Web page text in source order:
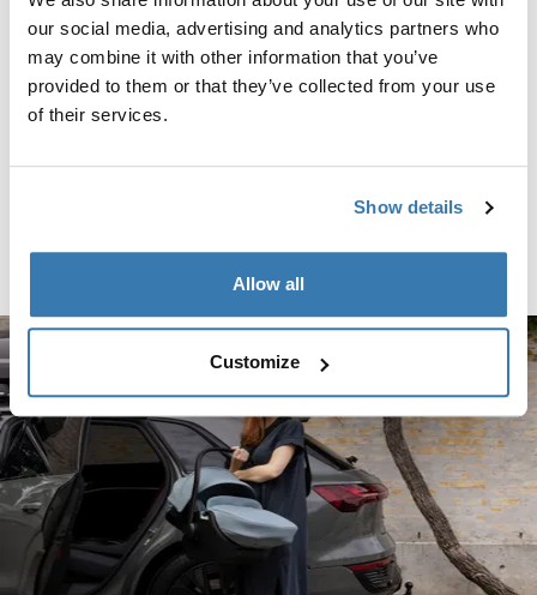
our social media, advertising and analytics partners who
may combine it with other information that you’ve
provided to them or that they’ve collected from your use
of their services.
Show details
Allow all
Customize
black + Thule Urban Glide 3 car
€ 1.554,80
seat adapter for Maxi-Cosi®
Newborn weather-proof bundle Thule Maple boot cover + Thule infant
Newborn weather-proof bundle Schwarz (selected)
Newborn weather-proof bundle Hellgrau
Newborn weather-proof bundle Mittelblau
bundle
€ 84,90